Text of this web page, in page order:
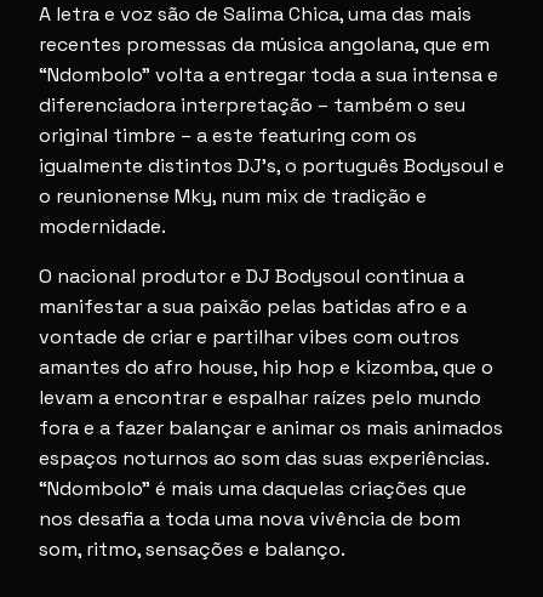
A letra e voz são de Salima Chica, uma das mais
recentes promessas da música angolana, que em
“Ndombolo” volta a entregar toda a sua intensa e
diferenciadora interpretação – também o seu
original timbre – a este featuring com os
igualmente distintos DJ’s, o português Bodysoul e
o reunionense Mky, num mix de tradição e
modernidade.
O nacional produtor e DJ Bodysoul continua a
manifestar a sua paixão pelas batidas afro e a
vontade de criar e partilhar vibes com outros
amantes do afro house, hip hop e kizomba, que o
levam a encontrar e espalhar raízes pelo mundo
fora e a fazer balançar e animar os mais animados
espaços noturnos ao som das suas experiências.
“Ndombolo” é mais uma daquelas criações que
nos desafia a toda uma nova vivência de bom
som, ritmo, sensações e balanço.